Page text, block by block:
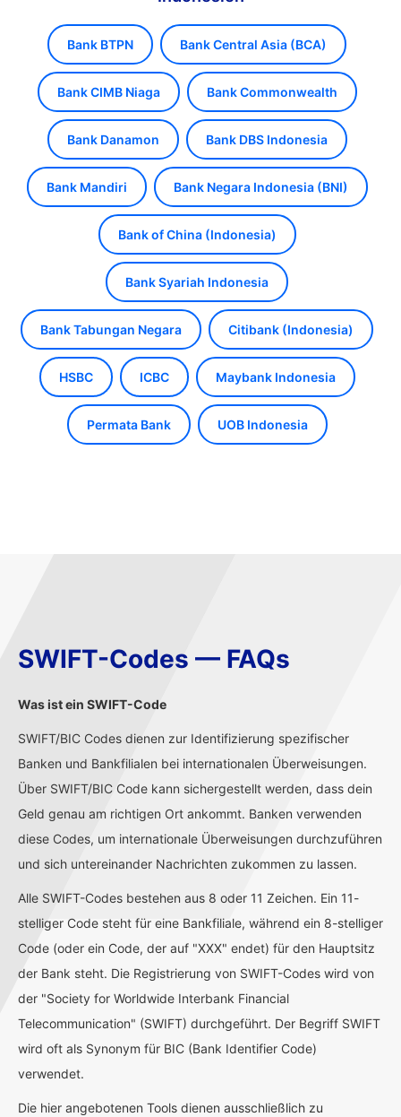
Bank BTPN Bank Central Asia (BCA)
Bank CIMB Niaga Bank Commonwealth
Bank Danamon Bank DBS Indonesia
Bank Mandiri Bank Negara Indonesia (BNI)
Bank of China (Indonesia)
Bank Syariah Indonesia
Bank Tabungan Negara Citibank (Indonesia)
HSBC ICBC Maybank Indonesia
Permata Bank UOB Indonesia
SWIFT-Codes — FAQs
Was ist ein SWIFT-Code
SWIFT/BIC Codes dienen zur Identifizierung spezifischer
Banken und Bankfilialen bei internationalen Überweisungen.
Über SWIFT/BIC Code kann sichergestellt werden, dass dein
Geld genau am richtigen Ort ankommt. Banken verwenden
diese Codes, um internationale Überweisungen durchzuführen
und sich untereinander Nachrichten zukommen zu lassen.
Alle SWIFT-Codes bestehen aus 8 oder 11 Zeichen. Ein 11-
stelliger Code steht für eine Bankfiliale, während ein 8-stelliger
Code (oder ein Code, der auf "XXX" endet) für den Hauptsitz
der Bank steht. Die Registrierung von SWIFT-Codes wird von
der "Society for Worldwide Interbank Financial
Telecommunication" (SWIFT) durchgeführt. Der Begriff SWIFT
wird oft als Synonym für BIC (Bank Identifier Code)
verwendet.
Die hier angebotenen Tools dienen ausschließlich zu